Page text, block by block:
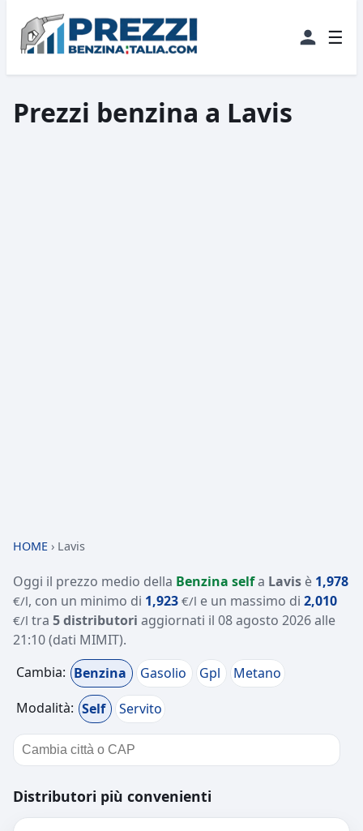
☰
Prezzi benzina a Lavis
HOME › Lavis
Oggi il prezzo medio della Benzina selfa Lavis è 1,978
€/l, con un minimo di 1,923 €/l e un massimo di 2,010
€/l tra 5 distributori aggiornati il 08 agosto 2026 alle
21:10(dati MIMIT).
Cambia: Benzina Gasolio Gpl
Metano
Modalità: Self Servito
Distributori più convenienti